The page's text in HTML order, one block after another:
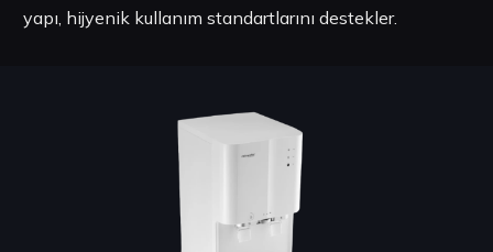
yapı, hijyenik kullanım standartlarını destekler.